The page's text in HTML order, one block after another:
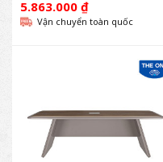
5.863.000 ₫
Vận chuyển toàn quốc